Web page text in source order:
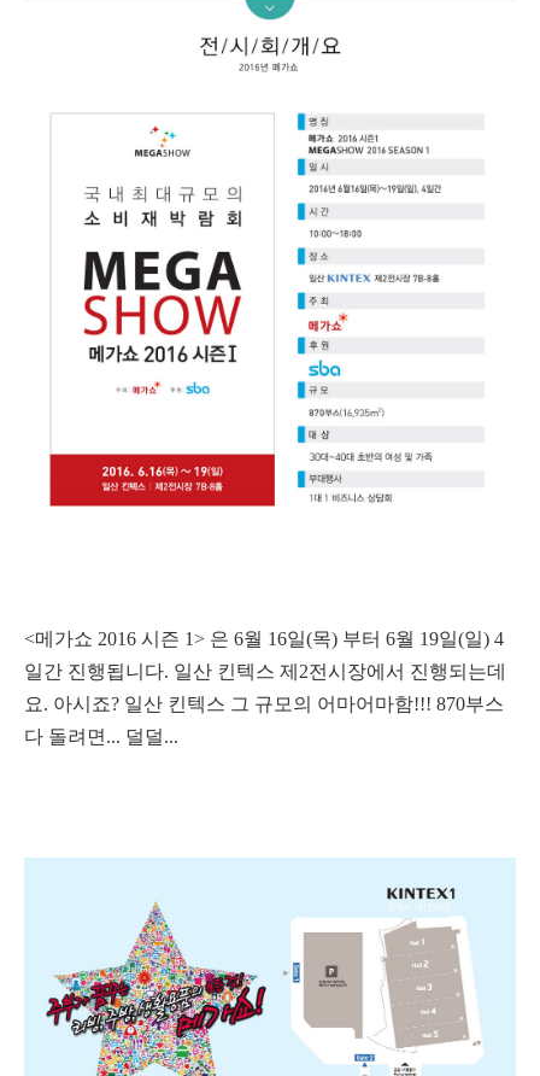
<메가쇼 2016 시즌 1> 은 6월 16일(목) 부터 6월 19일(일) 4
일간 진행됩니다. 일산 킨텍스 제2전시장에서 진행되는데
요. 아시죠? 일산 킨텍스 그 규모의 어마어마함!!! 870부스
다 돌려면... 덜덜...